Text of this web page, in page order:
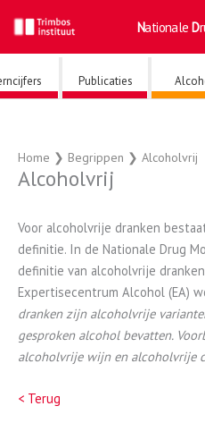
naar
de
inhoud
Nationale
Publicaties
Home ❯ Begrippen ❯ Alcoholvrij
Alcoholvrij
Voor alcoholvrije dranken
definitie. In de Nationale Drug
definitie van alcoholvrije
Expertisecentrum Alcohol (EA)
dranken zijn alcoholvrije
gesproken alcohol bevatten.
alcoholvrije wijn en alcoholvrije
< Terug